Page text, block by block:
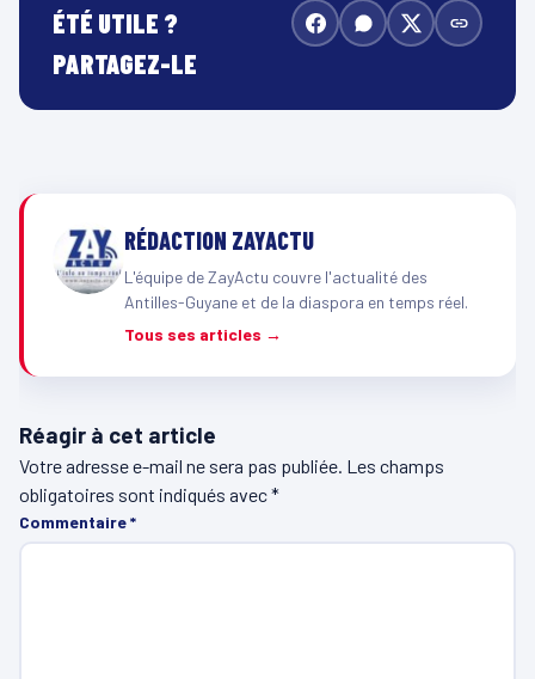
ÉTÉ UTILE ?
PARTAGEZ-LE
RÉDACTION ZAYACTU
L'équipe de ZayActu couvre l'actualité des
Antilles-Guyane et de la diaspora en temps réel.
Tous ses articles →
Réagir à cet article
Votre adresse e-mail ne sera pas publiée. Les champs
obligatoires sont indiqués avec*
Commentaire*